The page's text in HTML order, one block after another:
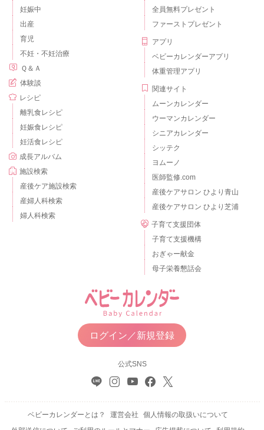
妊娠中
出産
育児
不妊・不妊治療
Ｑ＆Ａ
体験談
レシピ
離乳食レシピ
妊娠食レシピ
妊活食レシピ
成長アルバム
施設検索
産後ケア施設検索
産婦人科検索
婦人科検索
全員無料プレゼント
ファーストプレゼント
アプリ
ベビーカレンダーアプリ
体重管理アプリ
関連サイト
ムーンカレンダー
ウーマンカレンダー
シニアカレンダー
シッテク
ヨムーノ
医師監修.com
産後ケアサロン ひより青山
産後ケアサロン ひより芝浦
子育て支援団体
子育て支援機構
おぎゃー献金
母子栄養懇話会
ログイン／新規登録
公式SNS
ベビーカレンダーとは？ 運営会社
個人情報の取扱いについて